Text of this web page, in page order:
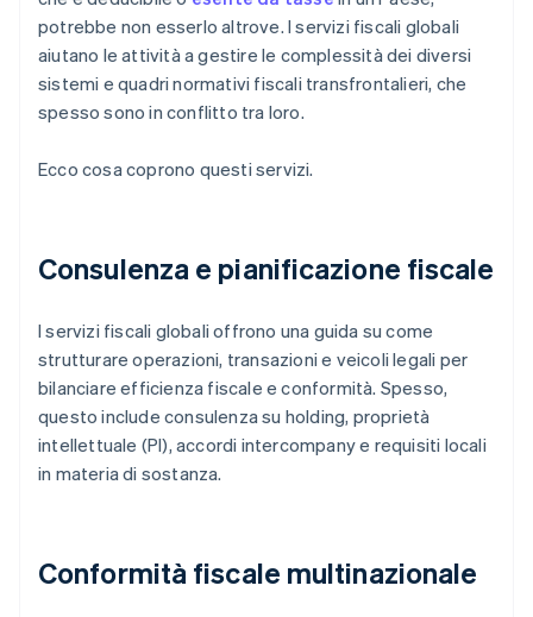
potrebbe non esserlo altrove. I servizi fiscali globali
aiutano le attività a gestire le complessità dei diversi
sistemi e quadri normativi fiscali transfrontalieri, che
spesso sono in conflitto tra loro.
Ecco cosa coprono questi servizi.
Consulenza e pianificazione fiscale
I servizi fiscali globali offrono una guida su come
strutturare operazioni, transazioni e veicoli legali per
bilanciare efficienza fiscale e conformità. Spesso,
questo include consulenza su holding, proprietà
intellettuale (PI), accordi intercompany e requisiti locali
in materia di sostanza.
Conformità fiscale multinazionale